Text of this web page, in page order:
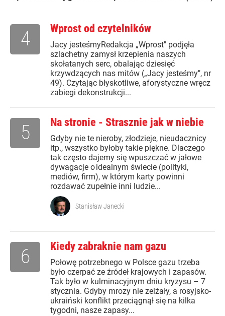
Wprost od czytelników
Jacy jesteśmyRedakcja „Wprost" podjęła
szlachetny zamysł krzepienia naszych
skołatanych serc, obalając dziesięć
krzywdzących nas mitów („Jacy jesteśmy", nr
49). Czytając błyskotliwe, aforystyczne wręcz
zabiegi dekonstrukcji...
4
Na stronie - Strasznie jak w niebie
Gdyby nie te nieroby, złodzieje, nieudacznicy
itp., wszystko byłoby takie piękne. Dlaczego
tak często dajemy się wpuszczać w jałowe
dywagacje o idealnym świecie (polityki,
mediów, firm), w którym karty powinni
rozdawać zupełnie inni ludzie...
5
Stanisław Janecki
Kiedy zabraknie nam gazu
Połowę potrzebnego w Polsce gazu trzeba
było czerpać ze źródeł krajowych i zapasów.
Tak było w kulminacyjnym dniu kryzysu – 7
stycznia. Gdyby mrozy nie zelżały, a rosyjsko-
ukraiński konflikt przeciągnął się na kilka
tygodni, nasze zapasy...
6